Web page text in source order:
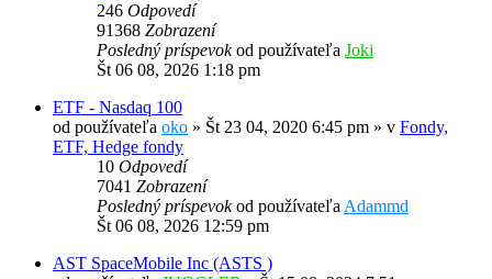
246 Odpovedí
91368 Zobrazení
Posledný príspevokod používateľa Joki
Št 06 08, 2026 1:18 pm
ETF - Nasdaq 100
od používateľa oko » Št 23 04, 2020 6:45 pm » v Fondy,
ETF, Hedge fondy
10 Odpovedí
7041 Zobrazení
Posledný príspevokod používateľaAdammd
Št 06 08, 2026 12:59 pm
AST SpaceMobile Inc (ASTS )